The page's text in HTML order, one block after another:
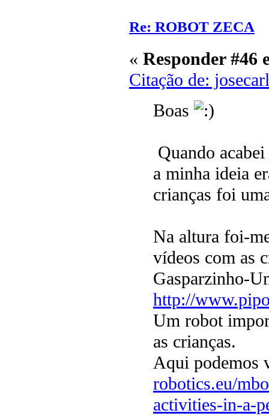
Re: ROBOT ZECA
« Responder #46
Citação de:
Boas
Quando
a minha ideia
crianças foi
Na altura foi-
vídeos com as
Gasparzinho-
http://
Um robot
as crianças.
Aqui
robotics.eu/
activities-in-a-